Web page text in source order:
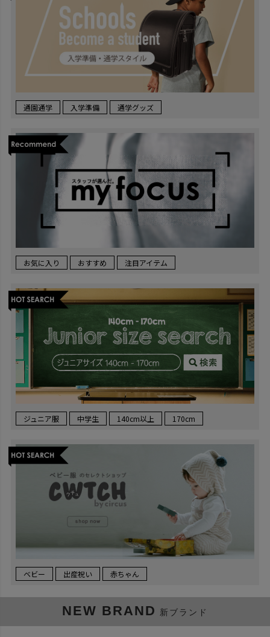
通園通学 入学準備 通学グッズ
お気に入り おすすめ 注目アイテム
ジュニア服 中学生 140cm以上 170cm
ベビー 出産祝い 赤ちゃん
NEW BRAND 新ブランド